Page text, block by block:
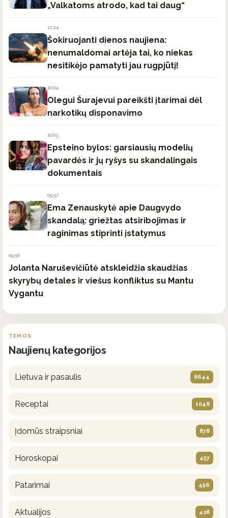
„Valkatoms atrodo, kad tai daug“
17:24
Šokiruojanti dienos naujiena:
nenumaldomai artėja tai, ko niekas
nesitikėjo pamatyti jau rugpjūtį!
10:04
Olegui Šurajevui pareikšti įtarimai dėl
narkotikų disponavimo
10:03
Epsteino bylos: garsiausių modelių
pavardės ir jų ryšys su skandalingais
dokumentais
09:57
Ema Zenauskytė apie Daugvydo
skandalą: griežtas atsiribojimas ir
raginimas stiprinti įstatymus
09:56
Jolanta Naruševičiūtė atskleidžia skaudžias
skyrybų detales ir viešus konfliktus su Mantu
Vygantu
TEMOS
Naujienų kategorijos
Lietuva ir pasaulis 8644
Receptai 1048
Įdomūs straipsniai 878
Horoskopai 457
Patarimai 456
Aktualijos 428